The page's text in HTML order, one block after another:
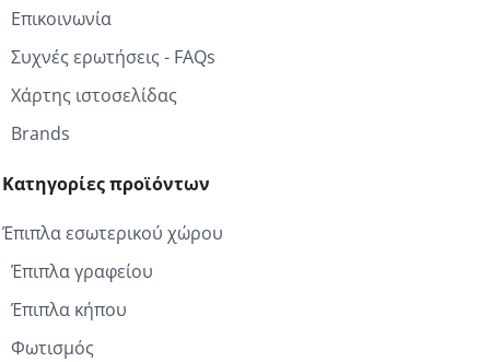
Επικοινωνία
Συχνές ερωτήσεις - FAQs
Χάρτης ιστοσελίδας
Brands
Κατηγορίες προϊόντων
Έπιπλα εσωτερικού χώρου
Έπιπλα γραφείου
Έπιπλα κήπου
Φωτισμός